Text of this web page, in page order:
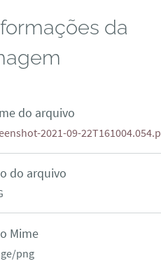
da
do arquivo
2021-09-
do arquivo
Mime
png